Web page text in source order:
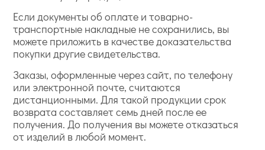
Если документы об оплате и товарно-
транспортные накладные не сохранились, вы
можете приложить в качестве доказательства
покупки другие свидетельства.
Заказы, оформленные через сайт, по телефону
или электронной почте, считаются
дистанционными. Для такой продукции срок
возврата составляет семь дней после ее
получения. До получения вы можете отказаться
от изделий в любой момент.